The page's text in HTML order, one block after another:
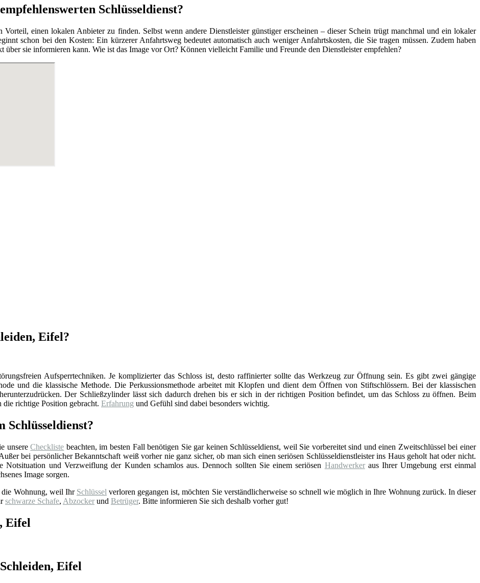
Schlüsseldienst?
Vorteil, einen lokalen Anbieter zu finden. Selbst wenn andere Dienstleister günstiger erscheinen – dieser Schein trügt manchmal und ein lokaler
schon bei den Kosten: Ein kürzerer Anfahrtsweg bedeutet automatisch auch weniger Anfahrtskosten, die Sie tragen müssen. Zudem haben
über sie informieren kann. Wie ist das Image vor Ort? Können vielleicht Familie und Freunde den Dienstleister empfehlen?
Eifel?
Aufsperrtechniken. Je komplizierter das Schloss ist, desto raffinierter sollte das Werkzeug zur Öffnung sein. Es gibt zwei gängige
und die klassische Methode. Die Perkussionsmethode arbeitet mit Klopfen und dient dem Öffnen von Stiftschlössern. Bei der klassischen
Der Schließzylinder lässt sich dadurch drehen bis er sich in der richtigen Position befindet, um das Schloss zu öffnen. Beim
richtige Position gebracht. Erfahrung und Gefühl sind dabei besonders wichtig.
Schlüsseldienst?
unsereCheckliste beachten, im besten Fall benötigen Sie gar keinen Schlüsseldienst, weil Sie vorbereitet sind und einen Zweitschlüssel bei einer
bei persönlicher Bekanntschaft weiß vorher nie ganz sicher, ob man sich einen seriösen Schlüsseldienstleister ins Haus geholt hat oder nicht.
und Verzweiflung der Kunden schamlos aus. Dennoch sollten Sie einem seriösen Handwerkeraus Ihrer Umgebung erst einmal
Image sorgen.
die Wohnung, weil Ihr Schlüssel verloren gegangen ist, möchten Sie verständlicherweise so schnell wie möglich in Ihre Wohnung zurück. In dieser
schwarze Schafe, Abzocker und Betrüger. Bitte informieren Sie sich deshalb vorher gut!
Eifel
Eifel